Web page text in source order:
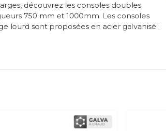
découvrez les consoles doubles.
750 mm et 1000mm. Les consoles
lourd sont proposées en acier galvanisé :